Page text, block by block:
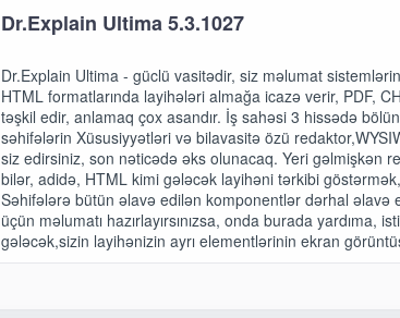
Dr.Explain Ultima 5.3.1027
Dr.Explain Ultima - güclü vasitədir, siz məlumat
HTML formatlarında layihələri almağa icazə verir, PDF,
təşkil edir, anlamaq çox asandır. İş sahəsi 3 hissədə
səhifələrin Xüsusiyyətləri və bilavasitə özü
siz edirsiniz, son nəticədə əks olunacaq. Yeri gəlmişkən
bilər, adidə, HTML kimi gələcək layihəni tərkibi
Səhifələrə bütün əlavə edilən komponentlər dərhal əlavə
üçün məlumatı hazırlayırsınızsa, onda burada yardıma,
gələcək,sizin layihənizin ayrı elementlərinin ekran